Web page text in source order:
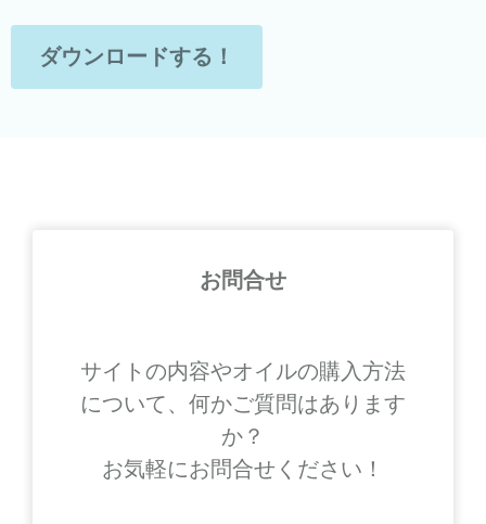
ダウンロードする！
お問合せ
サイトの内容やオイルの購入方法
について、何かご質問はあります
か？
お気軽にお問合せください！